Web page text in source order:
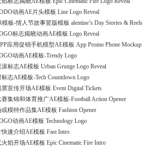
动画AE片头模板 Line Logo Reveal
板-情人节故事竖版模板 alentine’s Day Stories & Reels
标志揭晓动画AE模板 Logo Reveal
应用促销手机模型AE模板 App Promo Phone Mockup
动画AE模板-Trendy Logo
标志AE模板 Urban Grunge Logo Reveal
志AE模板-Tech Countdown Logo
宣传开场AE模板 Event Digital Tickets
集锦和体育推广AE模板-Football Action Opener
模特作品集AE模板 Fashion Opener
动画AE模板 Technology Logo
速介绍AE模板 Fast Intro
焰开场AE模板 Epic Cinematic Fire Intro